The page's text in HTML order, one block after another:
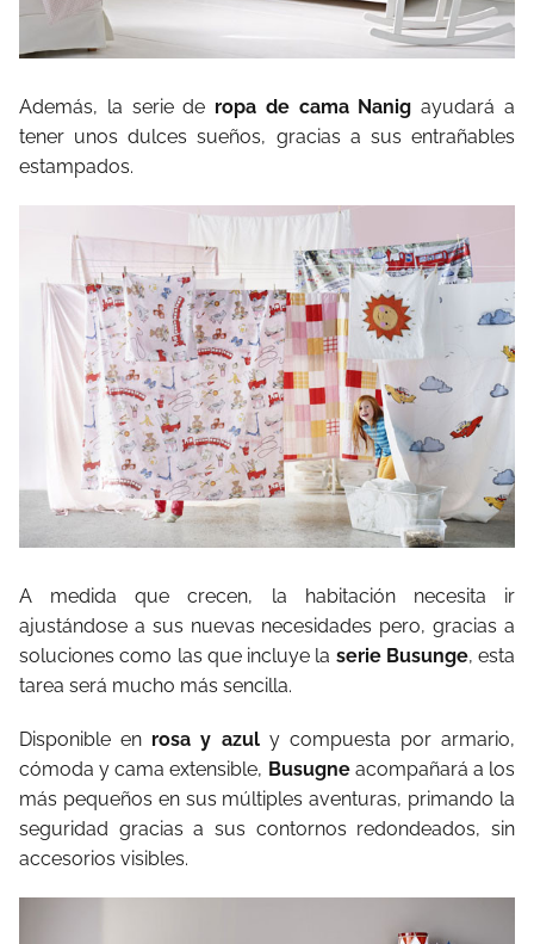
Además, la serie de ropa de cama Nanigayudará a
tener unos dulces sueños, gracias a sus entrañables
estampados.
A medida que crecen, la habitación necesita ir
ajustándose a sus nuevas necesidades pero, gracias a
soluciones como las que incluye la serie Busunge, esta
tarea será mucho más sencilla.
Disponible en rosa y azuly compuesta por armario,
cómoda y cama extensible, Busugne acompañará a los
más pequeños en sus múltiples aventuras, primando la
seguridad gracias a sus contornos redondeados, sin
accesorios visibles.